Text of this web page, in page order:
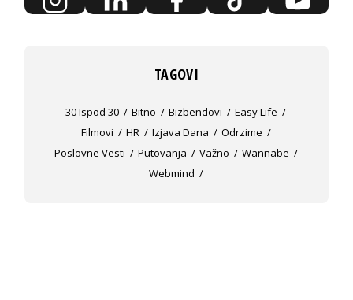
TAGOVI
30 Ispod 30 Bitno Bizbendovi
Easy Life
Filmovi
HR Izjava Dana
Odrzime
Poslovne Vesti
Putovanja Važno
Wannabe
Webmind